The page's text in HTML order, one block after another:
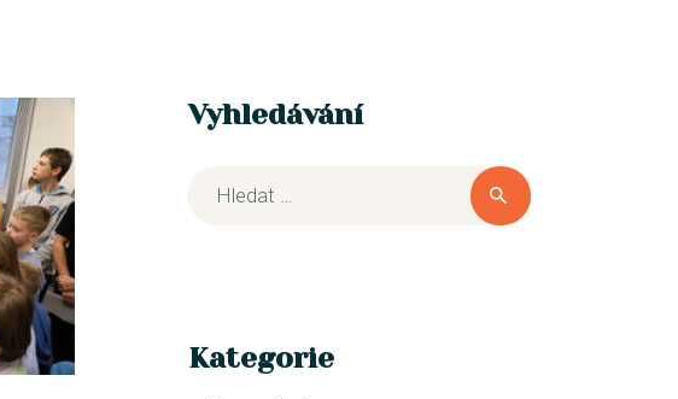
Vyhledávání
Kategorie